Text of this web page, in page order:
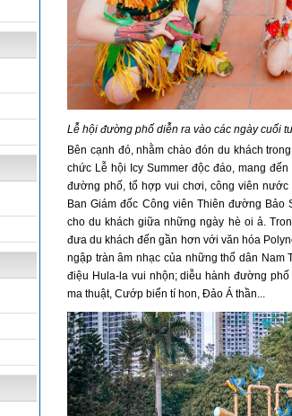
Lễ hội đường phố diễn ra vào các ngày cuối
Bên cạnh đó, nhằm chào đón du khách
chức Lễ hội Icy Summer độc đáo, mang
đường phố, tổ hợp vui chơi, công viên nước
Ban Giám đốc Công viên Thiên đường
cho du khách giữa những ngày hè oi ả.
đưa du khách đến gần hơn với văn hóa
ngập tràn âm nhạc của những thổ dân Nam
điệu Hula-la vui nhộn; diễu hành đường
ma thuật, Cướp biển tí hon, Đảo Á thần...